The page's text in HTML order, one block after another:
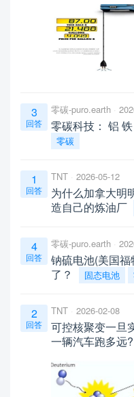
3
回答
零碳-puro.earth
零碳科技： 铝
零碳
1
回答
TNT 2026-05-12
为什么加拿大明
造自己的炼油厂
4
回答
零碳-puro.earth
钠硫电池(美国
了？
固态电池
2
回答
TNT 2026-02-08
可控核聚变一旦
一辆汽车跑多远?